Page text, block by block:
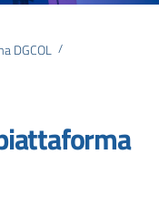
DGCOL /